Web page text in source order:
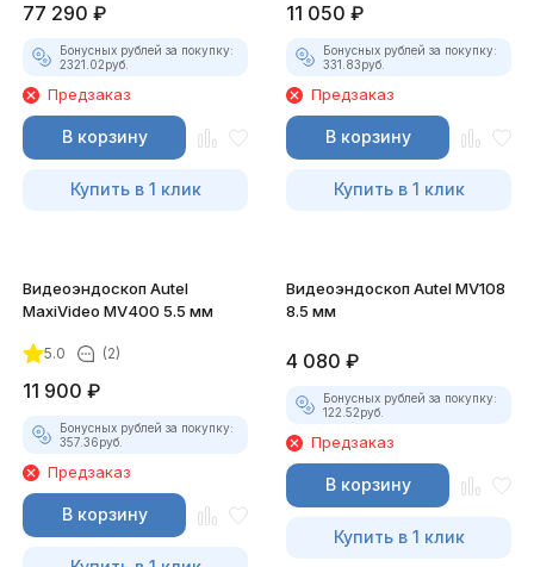
77 290 ₽
Бонусных рублей за покупку:
2321.02руб.
Предзаказ
В корзину
Купить в 1 клик
11 050 ₽
Бонусных рублей за покупку:
331.83руб.
Предзаказ
В корзину
Купить в 1 клик
Видеоэндоскоп Autel
MaxiVideo MV400 5.5 мм
5.0 (2)
11 900 ₽
Бонусных рублей за покупку:
357.36руб.
Предзаказ
В корзину
Видеоэндоскоп Autel MV108
8.5 мм
4 080 ₽
Бонусных рублей за покупку:
122.52руб.
Предзаказ
В корзину
Купить в 1 клик